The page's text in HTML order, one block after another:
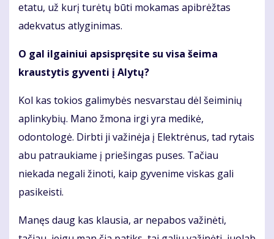
etatu, už kurį turėtų būti mokamas apibrėžtas
adekvatus atlyginimas.
O gal ilgainiui apsispręsite su visa šeima
kraustytis gyventi į Alytų?
Kol kas tokios galimybės nesvarstau dėl šeiminių
aplinkybių. Mano žmona irgi yra medikė,
odontologė. Dirbti ji važinėja į Elektrėnus, tad rytais
abu patraukiame į priešingas puses. Tačiau
niekada negali žinoti, kaip gyvenime viskas gali
pasikeisti.
Manęs daug kas klausia, ar nepabos važinėti,